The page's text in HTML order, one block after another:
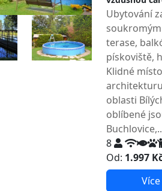
Ubytování
terase,
pískoviště,
Klidné
oblasti
oblíbené
8
Od: 1.997